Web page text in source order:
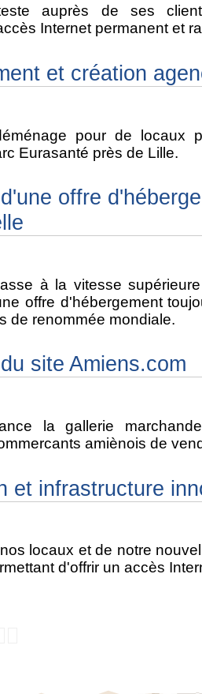
teste auprès de ses
Internet permanent et
et création
pour de locaux
Eurasanté près de Lille.
offre
à la vitesse
offre d'hébergement
de renommée mondiale.
site Amiens.com
la gallerie
amiènois de
et infrastructure
locaux et de notre
d'offrir un accès